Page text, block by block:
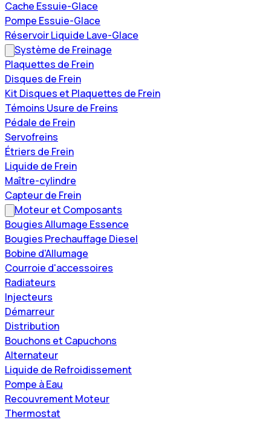
Cache Essuie-Glace
Pompe Essuie-Glace
Réservoir Liquide Lave-Glace
Système de Freinage
Plaquettes de Frein
Disques de Frein
Kit Disques et Plaquettes de Frein
Témoins Usure de Freins
Pédale de Frein
Servofreins
Étriers de Frein
Liquide de Frein
Maître-cylindre
Capteur de Frein
Moteur et Composants
Bougies Allumage Essence
Bougies Prechauffage Diesel
Bobine d'Allumage
Courroie d'accessoires
Radiateurs
Injecteurs
Démarreur
Distribution
Bouchons et Capuchons
Alternateur
Liquide de Refroidissement
Pompe à Eau
Recouvrement Moteur
Thermostat